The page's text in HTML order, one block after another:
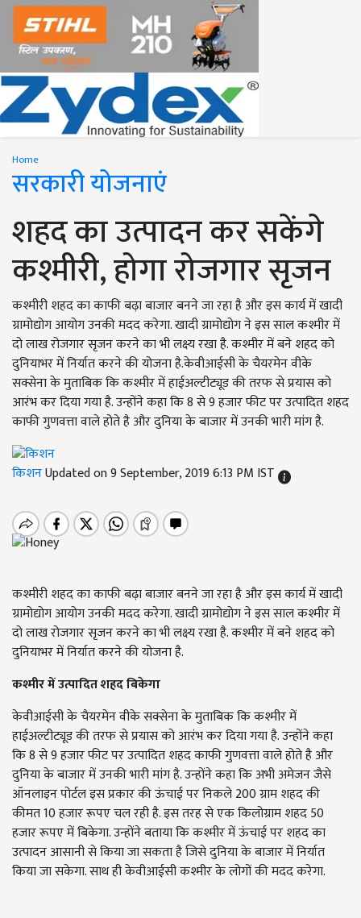
Home
सरकारी योजनाएं
शहद का उत्पादन कर सकेंगे
कश्मीरी, होगा रोजगार सृजन
कश्मीरी शहद का काफी बढ़ा बाजार बनने जा रहा है और इस कार्य में खादी
ग्रामोद्योग आयोग उनकी मदद करेगा. खादी ग्रामोद्योग ने इस साल कश्मीर में
दो लाख रोजगार सृजन करने का भी लक्ष्य रखा है. कश्मीर में बने शहद को
दुनियाभर में निर्यात करने की योजना है.केवीआईसी के चैयरमेन वीके
सक्सेना के मुताबिक कि कश्मीर में हाईअल्टीट्यूड की तरफ से प्रयास को
आरंभ कर दिया गया है. उन्होंने कहा कि 8 से 9 हजार फीट पर उत्पादित शहद
काफी गुणवत्ता वाले होते है और दुनिया के बाजार में उनकी भारी मांग है.
किशनUpdated on 9 September, 2019 6:13 PM IST
कश्मीरी शहद का काफी बढ़ा बाजार बनने जा रहा है और इस कार्य में खादी
ग्रामोद्योग आयोग उनकी मदद करेगा. खादी ग्रामोद्योग ने इस साल कश्मीर में
दो लाख रोजगार सृजन करने का भी लक्ष्य रखा है. कश्मीर में बने शहद को
दुनियाभर में निर्यात करने की योजना है.
कश्मीर में उत्पादित शहद बिकेगा
केवीआईसी के चैयरमेन वीके सक्सेना के मुताबिक कि कश्मीर में
हाईअल्टीट्यूड की तरफ से प्रयास को आरंभ कर दिया गया है. उन्होंने कहा
कि 8 से 9 हजार फीट पर उत्पादित शहद काफी गुणवत्ता वाले होते है और
दुनिया के बाजार में उनकी भारी मांग है. उन्होंने कहा कि अभी अमेजन जैसे
ऑनलाइन पोर्टल इस प्रकार की ऊंचाई पर निकले 200 ग्राम शहद की
कीमत 10 हजार रूपए चल रही है. इस तरह से एक किलोग्राम शहद 50
हजार रूपए में बिकेगा. उन्होंने बताया कि कश्मीर में ऊंचाई पर शहद का
उत्पादन आसानी से किया जा सकता है जिसे दुनिया के बाजार में निर्यात
किया जा सकेगा. साथ ही केवीआईसी कश्मीर के लोगों की मदद करेगा.